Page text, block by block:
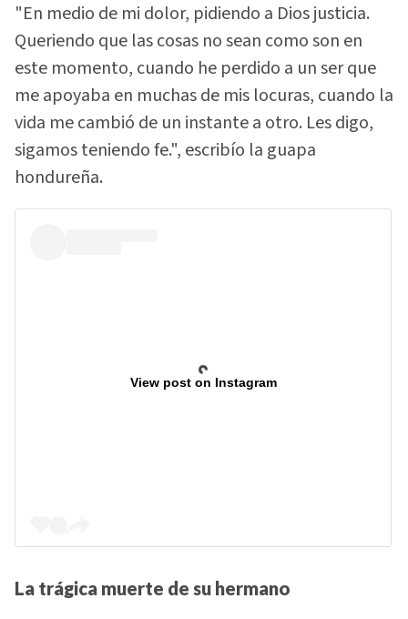
"En medio de mi dolor, pidiendo a Dios justicia.
Queriendo que las cosas no sean como son en
este momento, cuando he perdido a un ser que
me apoyaba en muchas de mis locuras, cuando la
vida me cambió de un instante a otro. Les digo,
sigamos teniendo fe.", escribío la guapa
hondureña.
View post on Instagram
La trágica muerte de su hermano